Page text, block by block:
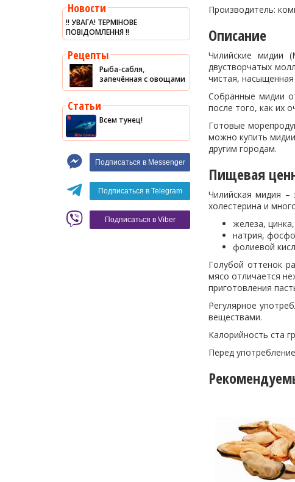
Уксус
Сыры
Соусы
Сладости
Рис
Оливки
Мясные изделия
Вино
Белое вино
Красное вино
Кофе
Blaser
Новости
‼️ УВАГА! ТЕРМІНОВЕ
ПОВІДОМЛЕННЯ ‼️
Рецепты
Рыба-сабля,
запечённая с овощами
Статьи
Всем тунец!
Подписаться в Messenger
Подписаться в Telegram
Подписаться в Viber
Производитель:
Описание
Чилийские мидии (
двустворчатых
чистая,
Собранные мидии
после того, как их
Готовые
можно купить
другим городам.
Пищевая
Чилийская мидия
холестерина и
железа,
натрия,
фолиевой
Голубой оттенок
мясо отличается
приготовления
Регулярное
веществами.
Калорийность ста
Перед